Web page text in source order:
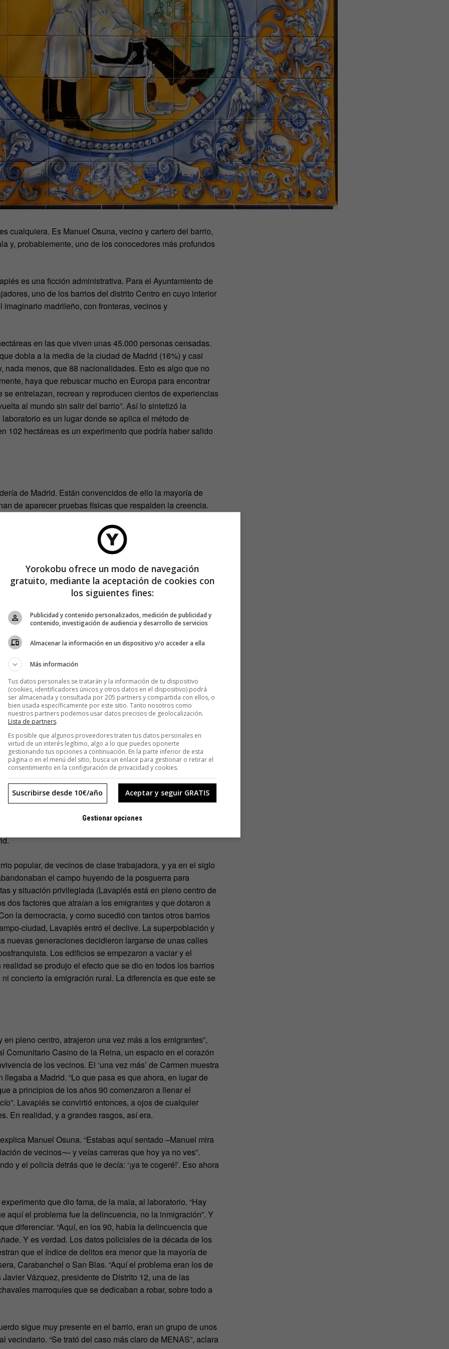
cualquiera. Es Manuel Osuna, vecino y cartero del barrio,
y, probablemente, uno de los conocedores más profundos
es una ficción administrativa. Para el Ayuntamiento de
uno de los barrios del distrito Centro en cuyo interior
madrileño, con fronteras, vecinos y
en las que viven unas 45.000 personas censadas.
dobla a la media de la ciudad de Madrid (16%) y casi
menos, que 88 nacionalidades. Esto es algo que no
haya que rebuscar mucho en Europa para encontrar
entrelazan, recrean y reproducen cientos de experiencias
al mundo sin salir del barrio”. Así lo sintetizó la
es un lugar donde se aplica el método de
102 hectáreas es un experimento que podría haber salido
de Madrid. Están convencidos de ello la mayoría de
de aparecer pruebas físicas que respalden la creencia.
barrio en cuyo honor se celebran las fiestas, se halla
la iglesia. Y no parece buena idea. Los judíos realizaban
a la sinagoga. En estos rituales, entre otras cosas, se
de dónde viene el nombre. El Avapiés, otra variante
una hipercorrección del original Lavapiés.
Muchos vecinos sefardíes se fueron y otros se
optó por llamarse Manolo o Manola, el nombre
en Madrid, se les llame ‘manolos’, apodo que
el barrio ‘rival’ del norte. Ambos sobrenombres se
popular, de vecinos de clase trabajadora, y ya en el siglo
el campo huyendo de la posguerra para
y situación privilegiada (Lavapiés está en pleno centro de
dos factores que atraían a los emigrantes y que dotaron a
la democracia, y como sucedió con tantos otros barrios
ciudad, Lavapiés entró el declive. La superpoblación y
nuevas generaciones decidieron largarse de unas calles
Los edificios se empezaron a vaciar y el
se produjo el efecto que se dio en todos los barrios
concierto la emigración rural. La diferencia es que este se
pleno centro, atrajeron una vez más a los emigrantes”,
Casino de la Reina, un espacio en el corazón
de los vecinos. El ‘una vez más’ de Carmen muestra
a Madrid. “Lo que pasa es que ahora, en lugar de
a principios de los años 90 comenzaron a llenar el
Lavapiés se convirtió entonces, a ojos de cualquier
En realidad, y a grandes rasgos, así era.
Manuel Osuna. “Estabas aquí sentado –Manuel mira
de vecinos¬– y veías carreras que hoy ya no ves”.
y el policía detrás que le decía: ‘¡ya te cogeré!’. Eso ahora
que dio fama, de la mala, al laboratorio. “Hay
aquí el problema fue la delincuencia, no la inmigración”. Y
diferenciar. “Aquí, en los 90, había la delincuencia que
Y es verdad. Los datos policiales de la década de los
que el índice de delitos era menor que la mayoría de
Carabanchel o San Blas. “Aquí el problema eran los de
Vázquez, presidente de Distrito 12, una de las
marroquíes que se dedicaban a robar, sobre todo a
sigue muy presente en el barrio, eran un grupo de unos
“Se trató del caso más claro de MENAS”, aclara
Yorokobu ofrece un modo de navegación
gratuito, mediante la aceptación de cookies con
los siguientes fines:
Publicidad y contenido personalizados, medición de publicidad y
contenido, investigación de audiencia y desarrollo de servicios
Almacenar la información en un dispositivo y/o acceder a ella
Más información
Tus datos personales se tratarán y la información de tu dispositivo
(cookies, identificadores únicos y otros datos en el dispositivo) podrá
ser almacenada y consultada por 205 partners y compartida con ellos, o
bien usada específicamente por este sitio. Tanto nosotros como
nuestros partners podemos usar datos precisos de geolocalización.
Lista de partners.
Es posible que algunos proveedores traten tus datos personales en
virtud de un interés legítimo, algo a lo que puedes oponerte
gestionando tus opciones a continuación. En la parte inferior de esta
página o en el menú del sitio, busca un enlace para gestionar o retirar el
consentimiento en la configuración de privacidad y cookies.
Aceptar y seguir GRATIS
Suscribirse desde 10€/año
Gestionar opciones